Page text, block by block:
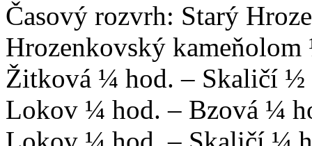
Časový rozvrh: Starý
Hrozenkovský
Žitková ¼ hod. – Skaličí ½
Lokov ¼ hod. – Bzová ¼